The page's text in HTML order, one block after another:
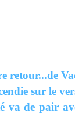
retour...de
sur le
va de pair